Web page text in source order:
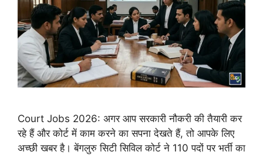
Court Jobs 2026: अगर आप सरकारी नौकरी की तैयारी कर
रहे हैं और कोर्ट में काम करने का सपना देखते हैं, तो आपके लिए
अच्छी खबर है। बेंगलुरु सिटी सिविल कोर्ट ने 110 पदों पर भर्ती का